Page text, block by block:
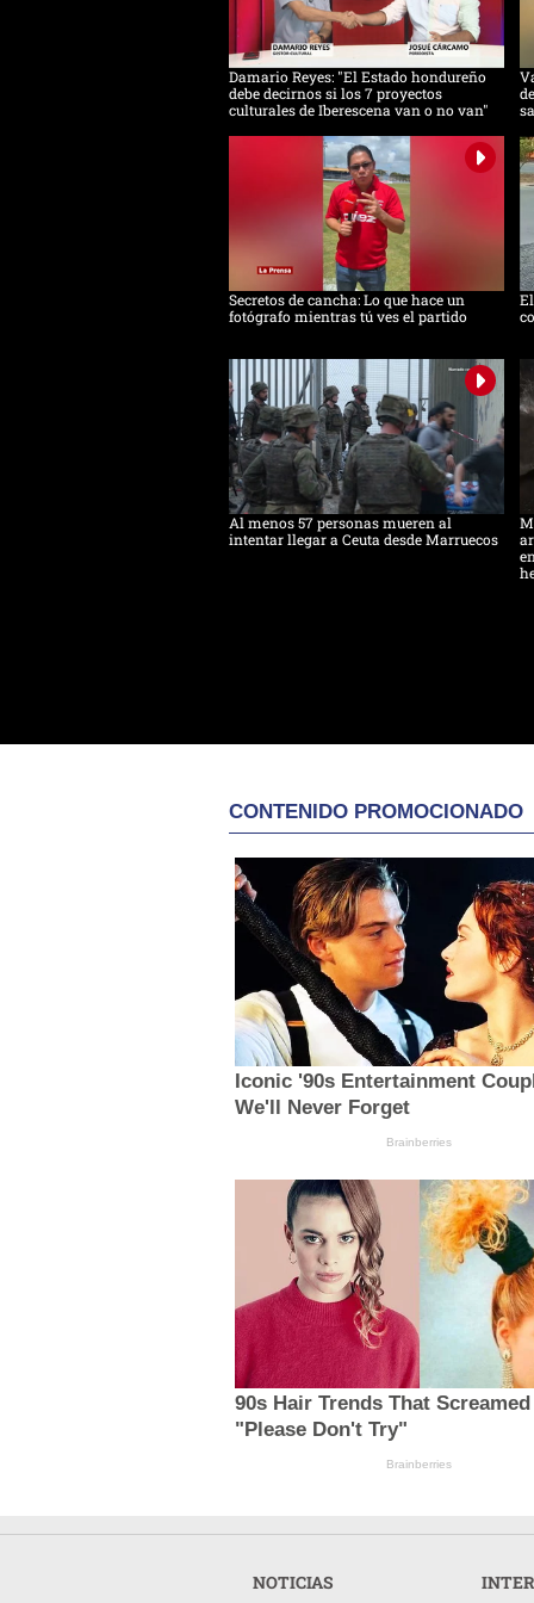
Damario Reyes: "El Estado hondureño
debe decirnos si los 7 proyectos
culturales de Iberescena van o no van"
Secretos de cancha: Lo que hace un
fotógrafo mientras tú ves el partido
Al menos 57 personas mueren al
intentar llegar a Ceuta desde Marruecos
CONTENIDO PROMOCIONADO
Iconic '90s Entertainment
We'll Never Forget
Brainberries
90s Hair Trends That Screamed
"Please Don't Try"
Brainberries
NOTICIAS